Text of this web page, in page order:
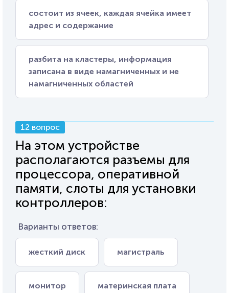
состоит из ячеек, каждая ячейка имеет
адрес и содержание
разбита на кластеры, информация
записана в виде намагниченных и не
намагниченных областей
12 вопрос
На этом устройстве
располагаются разъемы для
процессора, оперативной
памяти, слоты для установки
контроллеров:
Варианты ответов:
жесткий диск магистраль
монитор материнская плата